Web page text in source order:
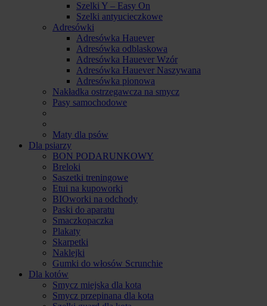
Szelki Y – Easy On
Szelki antyucieczkowe
Adresówki
Adresówka Hauever
Adresówka odblaskowa
Adresówka Hauever Wzór
Adresówka Hauever Naszywana
Adresówka pionowa
Nakładka ostrzegawcza na smycz
Pasy samochodowe
Maty dla psów
Dla psiarzy
BON PODARUNKOWY
Breloki
Saszetki treningowe
Etui na kupoworki
BIOworki na odchody
Paski do aparatu
Smaczkopaczka
Plakaty
Skarpetki
Naklejki
Gumki do włosów Scrunchie
Dla kotów
Smycz miejska dla kota
Smycz przepinana dla kota